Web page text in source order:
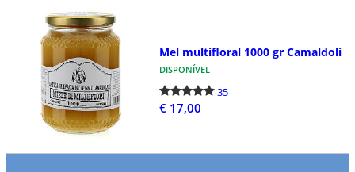
Mel multifloral 1000 gr Camaldoli
DISPONÍVEL
35
€ 17,00